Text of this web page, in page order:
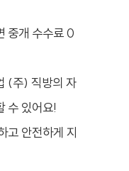
중개 수수료 0
(주) 직방의 자
수 있어요!
고 안전하게 지